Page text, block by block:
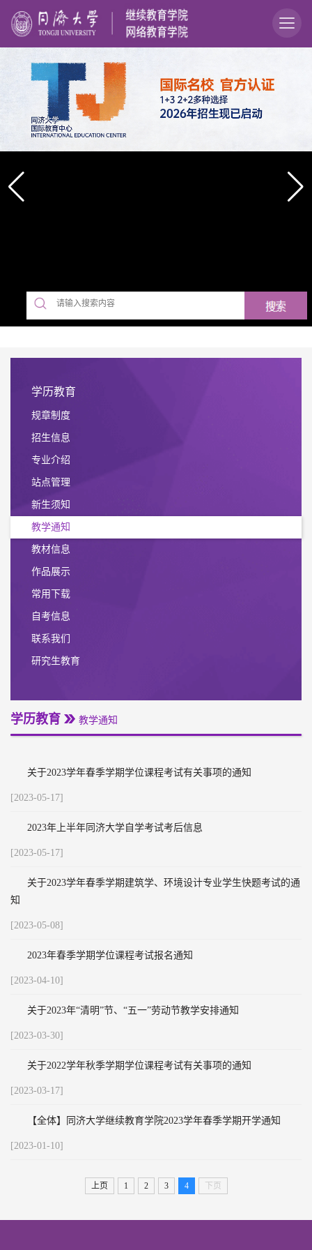
学历教育
规章制度
招生信息
专业介绍
站点管理
新生须知
教学通知
教材信息
作品展示
常用下载
自考信息
联系我们
研究生教育
学历教育 教学通知
关于2023学年春季学期学位课程考试有关事项的通知
[2023-05-17]
2023年上半年同济大学自学考试考后信息
[2023-05-17]
关于2023学年春季学期建筑学、环境设计专业学生快题考试的通
知
[2023-05-08]
2023年春季学期学位课程考试报名通知
[2023-04-10]
关于2023年“清明”节、“五一”劳动节教学安排通知
[2023-03-30]
关于2022学年秋季学期学位课程考试有关事项的通知
[2023-03-17]
【全体】同济大学继续教育学院2023学年春季学期开学通知
[2023-01-10]
上页 1 2 3 4 下页